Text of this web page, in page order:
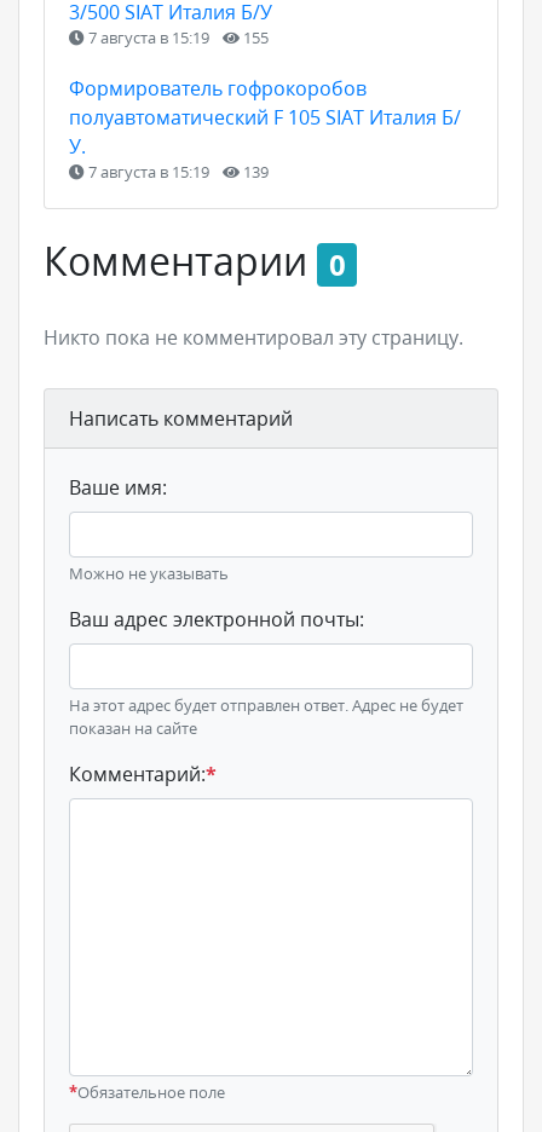
3/500 SIAT Италия Б/У
7 августа в 15:19 155
Формирователь гофрокоробов
полуавтоматический F 105 SIAT Италия Б/
У.
7 августа в 15:19 139
Комментарии 0
Никто пока не комментировал эту страницу.
Написать комментарий
Ваше имя:
Можно не указывать
Ваш адрес электронной почты:
На этот адрес будет отправлен ответ. Адрес не будет
показан на сайте
Комментарий:*
*Обязательное поле